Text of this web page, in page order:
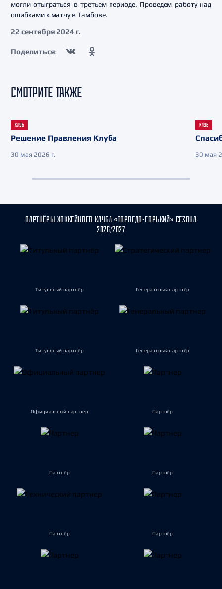
могли отыграться в третьем периоде. Проведем работу над
ошибками к матчу в Тамбове.
22 сентября 2024 г.
Поделиться:
СМОТРИТЕ ТАКЖЕ
КЛУБ
Решение Правления Клуба
30 мая 2026 г.
КЛУБ
30 мая
ПАРТНЁРЫ ХОККЕЙНОГО КЛУБА «ТОРПЕДО-ГОРЬКИЙ» СЕЗОНА
2026/2027
Титульный партнёр Генеральный партнёр
Титульный партнёр Генеральный партнёр
Официальный партнёр Партнёр
Партнёр Партнёр
Партнёр Партнёр